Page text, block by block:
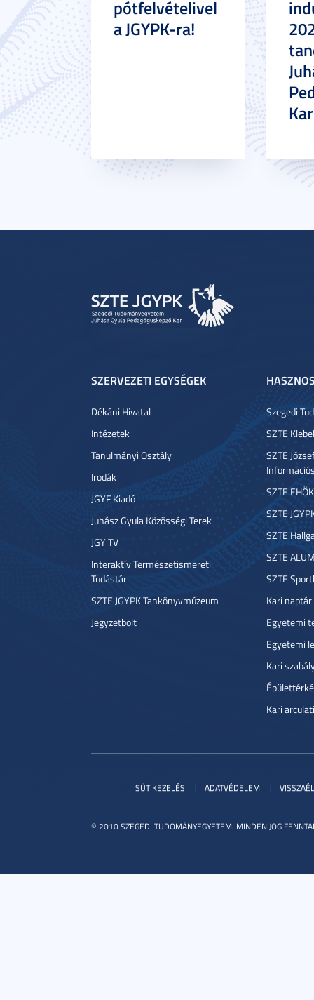
pótfelvételivel
a JGYPK-ra!
SZERVEZETI EGYSÉGEK
Dékáni Hivatal
Intézetek
Tanulmányi Osztály
Irodák
JGYF Kiadó
Juhász Gyula Közösségi Terek
JGY TV
Interaktív Természetismereti
Tudástár
SZTE JGYPK Tankönyvmúzeum
Jegyzetbolt
Szegedi
SZTE
SZTE
SZTE EHÖK
SZTE
SZTE
SZTE
SZTE
Kari naptár
Egyetemi
Egyetemi
Kari
Kari
© 2010 SZEGEDI TUDOMÁNYEGYETEM. MINDEN JOG
SÜTIKEZELÉS ADATVÉDELEM